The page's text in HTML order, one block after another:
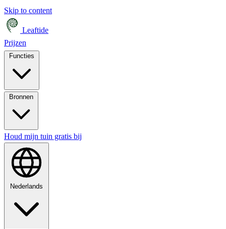
Skip to content
Leaftide
Prijzen
Houd mijn tuin gratis bij
Nederlands